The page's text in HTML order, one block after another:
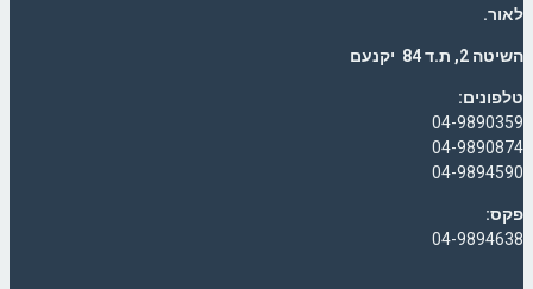
לאור.
השיטה 2, ת.ד 84 יקנעם
טלפונים:
04-9890359
04-9890874
04-9894590
פקס:
04-9894638